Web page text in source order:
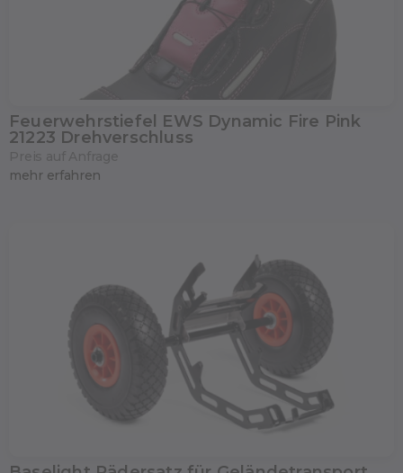
Feuerwehrstiefel EWS Dynamic Fire Pink
21223 Drehverschluss
mehr erfahren